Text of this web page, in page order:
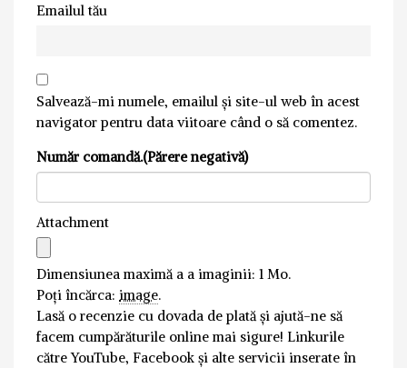
Emailul tău
Salvează-mi numele, emailul și site-ul web în acest
navigator pentru data viitoare când o să comentez.
Număr comandă.(Părere negativă)
Attachment
Dimensiunea maximă a a imaginii: 1 Mo.
Poți încărca: image.
Lasă o recenzie cu dovada de plată și ajută-ne să
facem cumpărăturile online mai sigure! Linkurile
către YouTube, Facebook și alte servicii inserate în